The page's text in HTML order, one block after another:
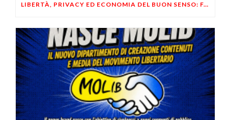
LIBERTÀ, PRIVACY ED ECONOMIA DEL BUON SENSO: FACCO E MUSUMECI A CASALECCHIO DI RENO (BO)